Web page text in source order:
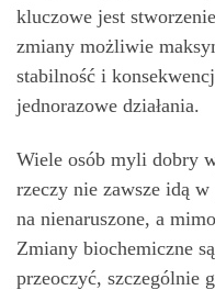
kluczowe jest
zmiany możliwie
stabilność i
jednorazowe działania.
Wiele osób myli dobry
rzeczy nie zawsze idą
na nienaruszone, a
Zmiany biochemiczne
przeoczyć, szczególnie